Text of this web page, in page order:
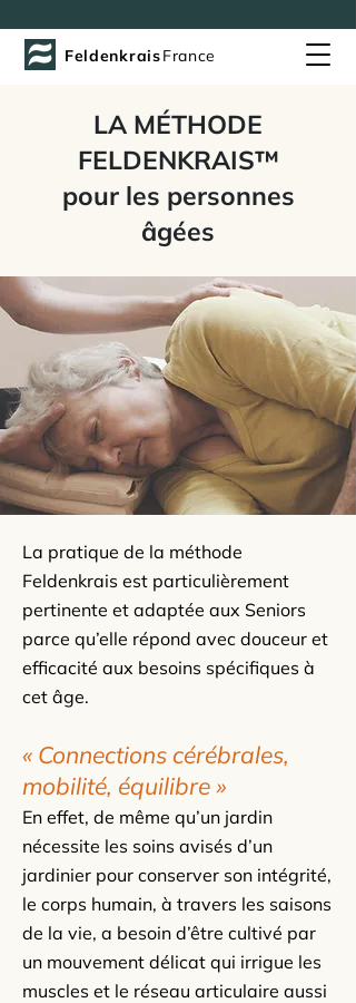
FeldenkraisFrance
LA MÉTHODE
FELDENKRAIS™
pour les personnes
âgées
La pratique de la méthode
Feldenkrais est particulièrement
pertinente et adaptée aux Seniors
parce qu’elle répond avec douceur et
efficacité aux besoins spécifiques à
cet âge.
« Connections cérébrales,
mobilité, équilibre »
En effet, de même qu’un jardin
nécessite les soins avisés d’un
jardinier pour conserver son intégrité,
le corps humain, à travers les saisons
de la vie, a besoin d’être cultivé par
un mouvement délicat qui irrigue les
muscles et le réseau articulaire aussi